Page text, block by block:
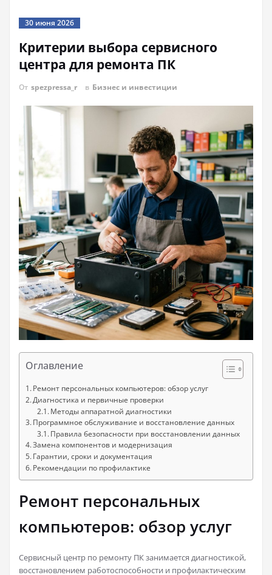
30 июня 2026
Критерии выбора сервисного
центра для ремонта ПК
От spezpressa_r в Бизнес и инвестиции
Оглавление
Ремонт персональных компьютеров: обзор услуг
Диагностика и первичные проверки
Методы аппаратной диагностики
Программное обслуживание и восстановление данных
Правила безопасности при восстановлении данных
Замена компонентов и модернизация
Гарантии, сроки и документация
Рекомендации по профилактике
Ремонт персональных
компьютеров: обзор услуг
Сервисный центр по ремонту ПК занимается диагностикой,
восстановлением работоспособности и профилактическим